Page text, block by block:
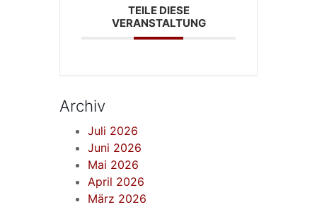
TEILE DIESE
VERANSTALTUNG
Archiv
Juli 2026
Juni 2026
Mai 2026
April 2026
März 2026